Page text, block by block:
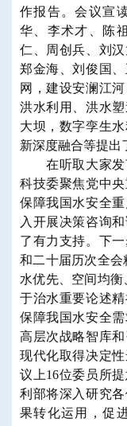
作报告。会议宣
华、李术才、陈
仁、周创兵、刘
郑金海、刘俊国
网，建设安澜江
洪水利用、洪水
大坝，数字孪生
新深度融合等提出
在听取大家发
科技委聚焦党中
保障我国水安全
入开展决策咨询
了有力支持。下
和二十届历次全
水优先、空间均
于治水重要论述
保障我国水安全
高层次战略智库
现代化取得决定
议上16位委员所
利部将深入研究
果转化运用，促